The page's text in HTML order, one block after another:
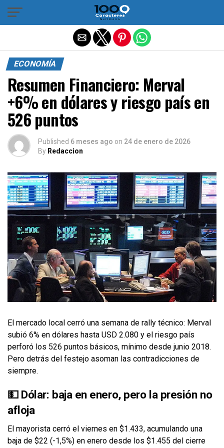
ECONOMÍA
Resumen Financiero: Merval
+6% en dólares y riesgo país en
526 puntos
Published 6 meses ago on 24 de enero de 2026
By Redaccion
El mercado local cerró una semana de rally técnico: Merval
subió 6% en dólares hasta USD 2.080 y el riesgo país
perforó los 526 puntos básicos, mínimo desde junio 2018.
Pero detrás del festejo asoman las contradicciones de
siempre.
💵 Dólar: baja en enero, pero la presión no
afloja
El mayorista cerró el viernes en $1.433, acumulando una
baja de $22 (-1,5%) en enero desde los $1.455 del cierre
Salir de la versión móvil